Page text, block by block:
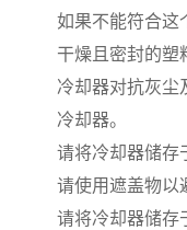
如果不能符合这
干燥且密封的塑
冷却器对抗灰尘
冷却器。
请将冷却器储存
请使用遮盖物以
请将冷却器储存